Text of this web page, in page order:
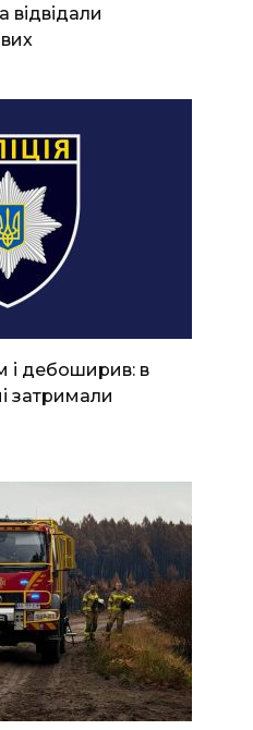
відвідали
і дебоширив: в
затримали